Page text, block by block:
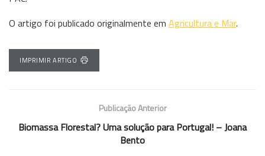
O artigo foi publicado originalmente em Agricultura e Mar.
IMPRIMIR ARTIGO
Publicação Anterior
Biomassa Florestal? Uma solução para Portugal! – Joana
Bento